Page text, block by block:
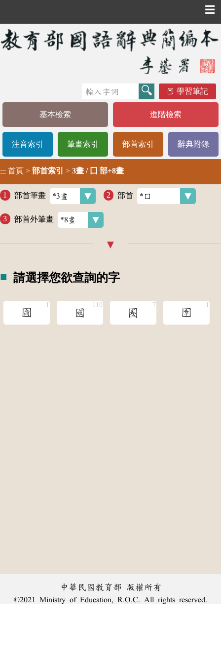
☰
學習筆記
基本檢索 進階檢索
注音索引 筆畫索引 部首索引 辭典附錄
::: 首頁 > 部首索引 > 3畫 / 囗 部+8畫
部首筆畫 部首
部首外筆畫
請選擇您欲查詢的字
圇 國 圈 圉
中華民國教育部 版權所有
©2021 Ministry of Education, R.O.C. All rights reserved.